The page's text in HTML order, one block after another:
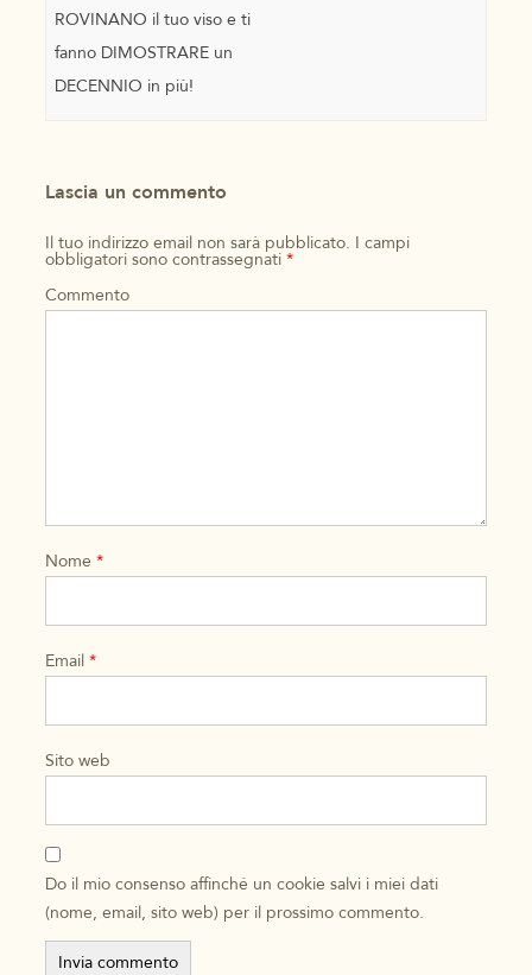
ROVINANO il tuo viso e ti
fanno DIMOSTRARE un
DECENNIO in più!
Lascia un commento
Il tuo indirizzo email non sarà pubblicato. I campi
obbligatori sono contrassegnati *
Commento
Nome *
Email *
Sito web
Do il mio consenso affinché un cookie salvi i miei dati
(nome, email, sito web) per il prossimo commento.